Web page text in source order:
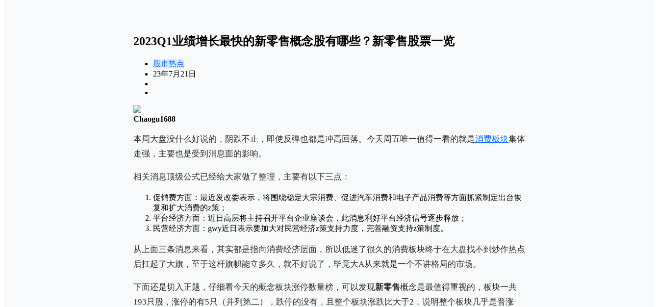
2023Q1业绩增长最快的新零售概念股有哪些？新零售股票一览
股市热点
23年7月21日
Chaogu1688
本周大盘没什么好说的，阴跌不止，即使反弹也都是冲高回落。今天周五唯一值得一看的就是消费板块集体
走强，主要也是受到消息面的影响。
相关消息顶级公式已经给大家做了整理，主要有以下三点：
促销费方面：最近发改委表示，将围绕稳定大宗消费、促进汽车消费和电子产品消费等方面抓紧制定出台恢
复和扩大消费的z策；
平台经济方面：近日高层将主持召开平台企业座谈会，此消息利好平台经济信号逐步释放；
民营经济方面：gwy近日表示要加大对民营经济z策支持力度，完善融资支持z策制度。
从上面三条消息来看，其实都是指向消费经济层面，所以低迷了很久的消费板块终于在大盘找不到炒作热点
后扛起了大旗，至于这杆旗帜能立多久，就不好说了，毕竟大A从来就是一个不讲格局的市场。
下面还是切入正题，仔细看今天的概念板块涨停数量榜，可以发现新零售概念是最值得重视的，板块一共
193只股，涨停的有5只（并列第二），跌停的没有，且整个板块涨跌比大于2，说明整个板块几乎是普涨